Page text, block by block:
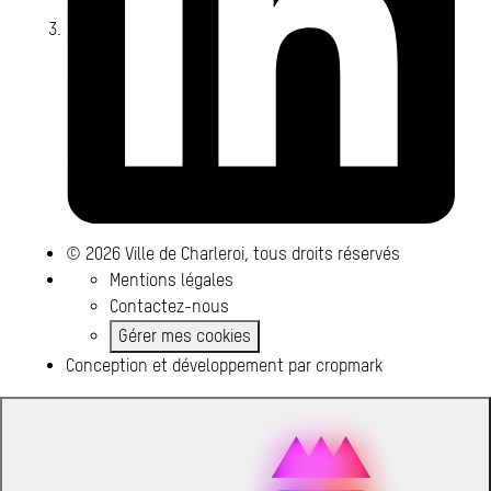
© 2026 Ville de Charleroi, tous droits réservés
Mentions légales
Contactez-nous
Gérer mes cookies
Conception et développement par cropmark